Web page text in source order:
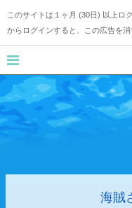
このサイトは１ヶ月 (30日) 以上ロ
からログインすると、この広告を消
海賊